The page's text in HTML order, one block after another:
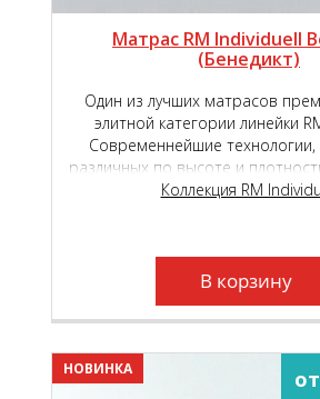
Матрас RM Individuell
(Бенедикт)
Один из лучших матрасов
элитной категории линейки
Современнейшие
различных по высоте и
пружинных блоков и
Коллекция RM
В корзину
НОВИНКА